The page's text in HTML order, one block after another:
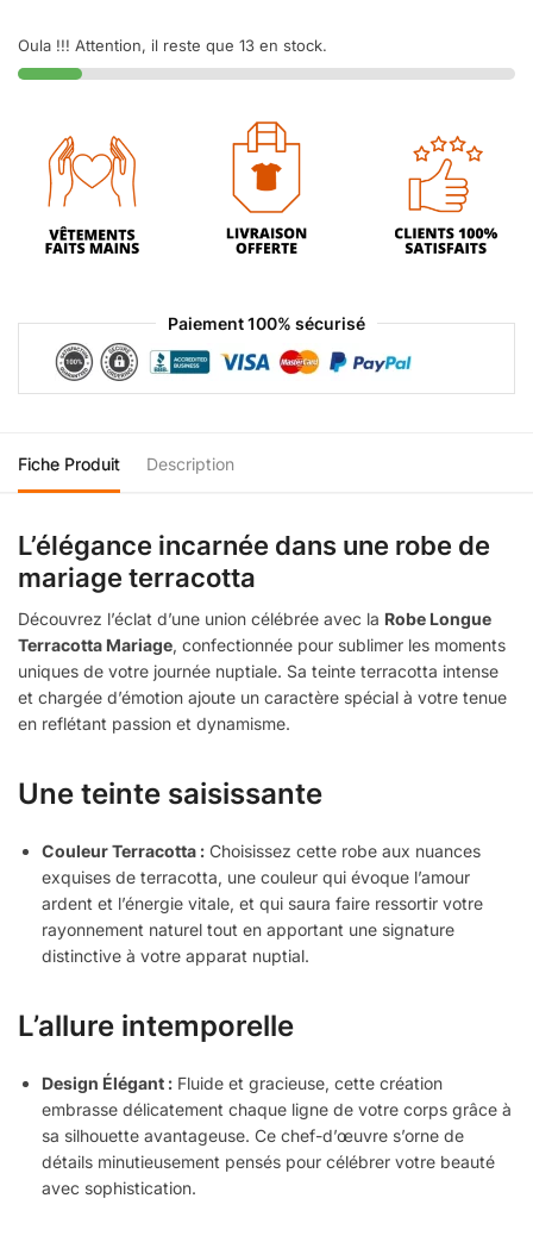
Oula !!! Attention, il reste que 13 en stock.
Paiement 100% sécurisé
Fiche Produit Description
L’élégance incarnée dans une robe de
mariage terracotta
Découvrez l’éclat d’une union célébrée avec la Robe Longue
Terracotta Mariage, confectionnée pour sublimer les moments
uniques de votre journée nuptiale. Sa teinte terracotta intense
et chargée d’émotion ajoute un caractère spécial à votre tenue
en reflétant passion et dynamisme.
Une teinte saisissante
Couleur Terracotta : Choisissez cette robe aux nuances
exquises de terracotta, une couleur qui évoque l’amour
ardent et l’énergie vitale, et qui saura faire ressortir votre
rayonnement naturel tout en apportant une signature
distinctive à votre apparat nuptial.
L’allure intemporelle
Design Élégant : Fluide et gracieuse, cette création
embrasse délicatement chaque ligne de votre corps grâce à
sa silhouette avantageuse. Ce chef-d’œuvre s’orne de
détails minutieusement pensés pour célébrer votre beauté
avec sophistication.